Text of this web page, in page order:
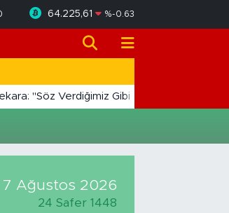
64.225,61 %-0.63
"Söz Verdiğimiz Gibi Masada Değil,
7 Ağustos 2026
24 Safer 1448